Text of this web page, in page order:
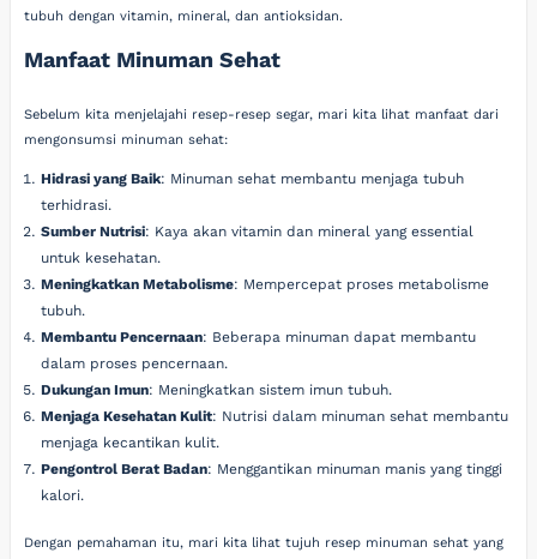
tubuh dengan vitamin, mineral, dan antioksidan.
Manfaat Minuman Sehat
Sebelum kita menjelajahi resep-resep segar, mari kita lihat manfaat dari
mengonsumsi minuman sehat:
Hidrasi yang Baik: Minuman sehat membantu menjaga tubuh
terhidrasi.
Sumber Nutrisi: Kaya akan vitamin dan mineral yang essential
untuk kesehatan.
Meningkatkan Metabolisme: Mempercepat proses metabolisme
tubuh.
Membantu Pencernaan: Beberapa minuman dapat membantu
dalam proses pencernaan.
Dukungan Imun: Meningkatkan sistem imun tubuh.
Menjaga Kesehatan Kulit: Nutrisi dalam minuman sehat membantu
menjaga kecantikan kulit.
Pengontrol Berat Badan: Menggantikan minuman manis yang tinggi
kalori.
Dengan pemahaman itu, mari kita lihat tujuh resep minuman sehat yang